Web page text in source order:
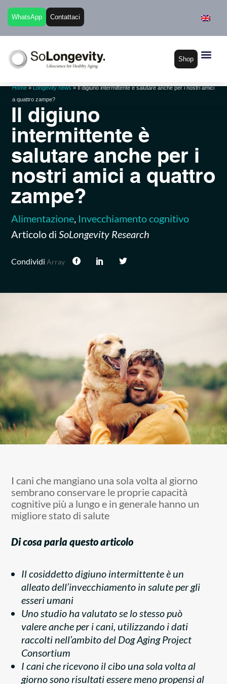
WhatsApp Contattaci
Shop
Home»Longevity news»Il digiuno intermittente è salutare anche per i nostri amici
a quattro zampe?
Il digiuno
intermittente è
salutare anche per i
nostri amici a quattro
zampe?
Alimentazione, Invecchiamento cognitivo
Articolo diSoLongevity Research
CondividiArray
I cani che mangiano una sola volta al giorno
sembrano conservare le proprie capacità
cognitive più a lungo e in generale hanno un
migliore stato di salute
Di cosa parla questo articolo
Il cosiddetto digiuno intermittente è un
alleato dell’invecchiamento in salute per gli
esseri umani
Uno studio ha valutato se lo stesso può
valere anche per i cani, utilizzando i dati
raccolti nell’ambito del Dog Aging Project
Consortium
I cani che ricevono il cibo una sola volta al
giorno sono risultati essere meno propensi al